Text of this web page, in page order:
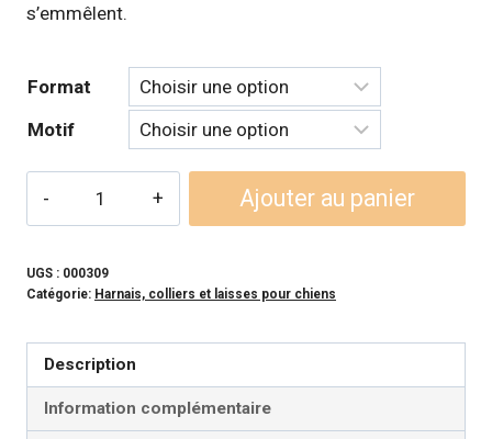
s’emmêlent.
Format
Motif
PALS
-
en
nylon
Ajouter au panier
UGS : 000309
Catégorie: Harnais, colliers et laisses pour chiens
Description
Information complémentaire